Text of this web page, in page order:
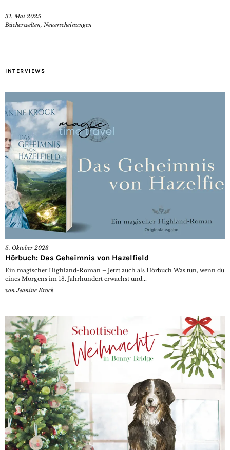
31. Mai 2025
Bücherwelten, Neuerscheinungen
INTERVIEWS
5. Oktober 2023
Hörbuch: Das Geheimnis von Hazelfield
Ein magischer Highland-Roman – Jetzt auch als Hörbuch Was tun, wenn du
eines Morgens im 18. Jahrhundert erwachst und...
vonJeanine Krock